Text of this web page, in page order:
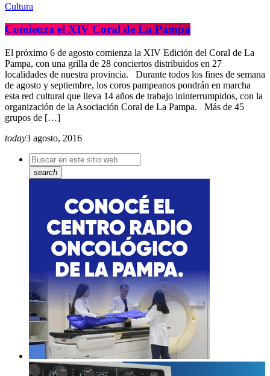
Cultura
Comienza el XIV Coral de La Pampa
El próximo 6 de agosto comienza la XIV Edición del Coral de La
Pampa, con una grilla de 28 conciertos distribuidos en 27
localidades de nuestra provincia. Durante todos los fines de semana
de agosto y septiembre, los coros pampeanos pondrán en marcha
esta red cultural que lleva 14 años de trabajo ininterrumpidos, con la
organización de la Asociación Coral de La Pampa. Más de 45
grupos de […]
today3 agosto, 2016
search